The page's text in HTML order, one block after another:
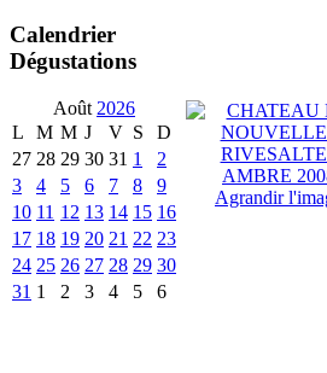
Calendrier
Dégustations
Août 2026
L
M M J V S
D
27 28 29 30 31 1
2
3
4 5 6 7 8
9
10 11 12 13 14 15 16
17 18 19 20 21 22 23
24 25 26 27 28 29 30
31 1 2 3 4 5 6
Agrandir